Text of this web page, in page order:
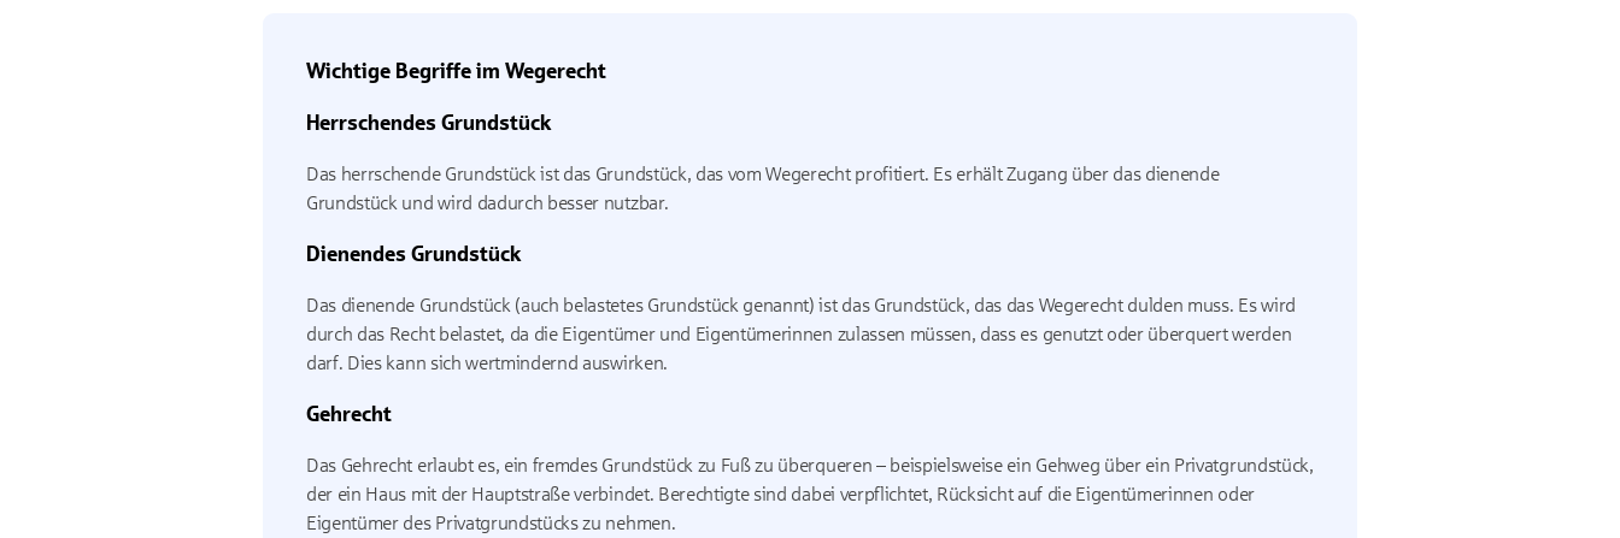
Wichtige Begriffe im Wegerecht
Herrschendes Grundstück
Das herrschende Grundstück ist das Grundstück, das vom Wegerecht profitiert. Es erhält Zugang über das dienende
Grundstück und wird dadurch besser nutzbar.
Dienendes Grundstück
Das dienende Grundstück (auch belastetes Grundstück genannt) ist das Grundstück, das das Wegerecht dulden muss. Es wird
durch das Recht belastet, da die Eigentümer und Eigentümerinnen zulassen müssen, dass es genutzt oder überquert werden
darf. Dies kann sich wertmindernd auswirken.
Gehrecht
Das Gehrecht erlaubt es, ein fremdes Grundstück zu Fuß zu überqueren – beispielsweise ein Gehweg über ein Privatgrundstück,
der ein Haus mit der Hauptstraße verbindet. Berechtigte sind dabei verpflichtet, Rücksicht auf die Eigentümerinnen oder
Eigentümer des Privatgrundstücks zu nehmen.